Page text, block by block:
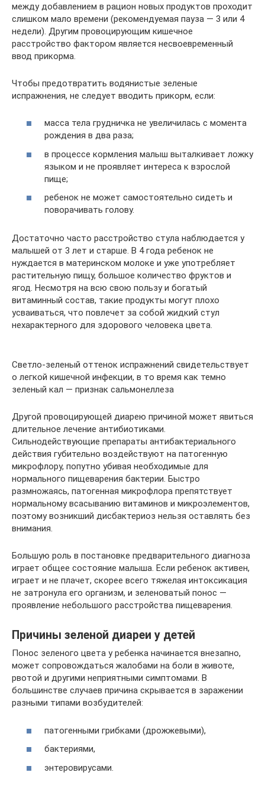
между добавлением в рацион новых продуктов проходит
слишком мало времени (рекомендуемая пауза — 3 или 4
недели). Другим провоцирующим кишечное
расстройство фактором является несвоевременный
ввод прикорма.
Чтобы предотвратить водянистые зеленые
испражнения, не следует вводить прикорм, если:
масса тела грудничка не увеличилась с момента
рождения в два раза;
в процессе кормления малыш выталкивает ложку
языком и не проявляет интереса к взрослой
пище;
ребенок не может самостоятельно сидеть и
поворачивать голову.
Достаточно часто расстройство стула наблюдается у
малышей от 3 лет и старше. В 4 года ребенок не
нуждается в материнском молоке и уже употребляет
растительную пищу, большое количество фруктов и
ягод. Несмотря на всю свою пользу и богатый
витаминный состав, такие продукты могут плохо
усваиваться, что повлечет за собой жидкий стул
нехарактерного для здорового человека цвета.
Светло-зеленый оттенок испражнений свидетельствует
о легкой кишечной инфекции, в то время как темно
зеленый кал — признак сальмонеллеза
Другой провоцирующей диарею причиной может явиться
длительное лечение антибиотиками.
Сильнодействующие препараты антибактериального
действия губительно воздействуют на патогенную
микрофлору, попутно убивая необходимые для
нормального пищеварения бактерии. Быстро
размножаясь, патогенная микрофлора препятствует
нормальному всасыванию витаминов и микроэлементов,
поэтому возникший дисбактериоз нельзя оставлять без
внимания.
Большую роль в постановке предварительного диагноза
играет общее состояние малыша. Если ребенок активен,
играет и не плачет, скорее всего тяжелая интоксикация
не затронула его организм, и зеленоватый понос —
проявление небольшого расстройства пищеварения.
Причины зеленой диареи у детей
Понос зеленого цвета у ребенка начинается внезапно,
может сопровождаться жалобами на боли в животе,
рвотой и другими неприятными симптомами. В
большинстве случаев причина скрывается в заражении
разными типами возбудителей:
патогенными грибками (дрожжевыми),
бактериями,
энтеровирусами.